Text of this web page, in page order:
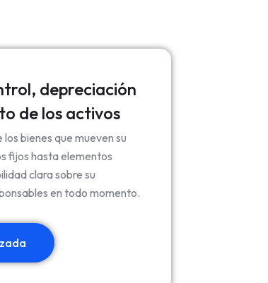
depreciación
de los activos
bienes que mueven su
fijos hasta elementos
clara sobre su
en todo momento.